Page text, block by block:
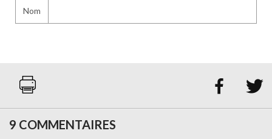
Nom
 
9 COMMENTAIRES